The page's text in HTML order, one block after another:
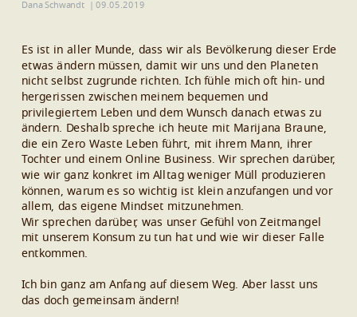
Dana Schwandt 09.05.2019
Es ist in aller Munde, dass wir als Bevölkerung dieser Erde
etwas ändern müssen, damit wir uns und den Planeten
nicht selbst zugrunde richten. Ich fühle mich oft hin- und
hergerissen zwischen meinem bequemen und
privilegiertem Leben und dem Wunsch danach etwas zu
ändern. Deshalb spreche ich heute mit Marijana Braune,
die ein Zero Waste Leben führt, mit ihrem Mann, ihrer
Tochter und einem Online Business. Wir sprechen darüber,
wie wir ganz konkret im Alltag weniger Müll produzieren
können, warum es so wichtig ist klein anzufangen und vor
allem, das eigene Mindset mitzunehmen.
Wir sprechen darüber, was unser Gefühl von Zeitmangel
mit unserem Konsum zu tun hat und wie wir dieser Falle
entkommen.
Ich bin ganz am Anfang auf diesem Weg. Aber lasst uns
das doch gemeinsam ändern!